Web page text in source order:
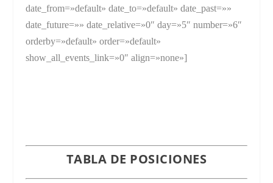
date_from=»default» date_to=»default» date_past=»»
date_future=»» date_relative=»0″ day=»5″ number=»6″
orderby=»default» order=»default»
show_all_events_link=»0″ align=»none»]
TABLA DE POSICIONES